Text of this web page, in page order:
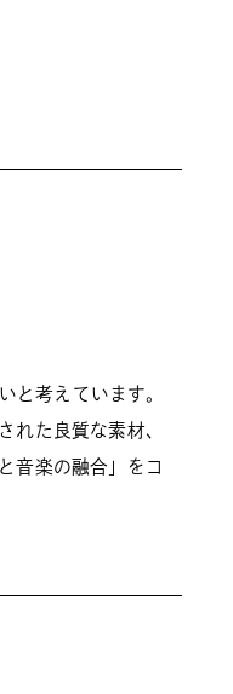
と考えています。
れた良質な素材、
音楽の融合」をコ